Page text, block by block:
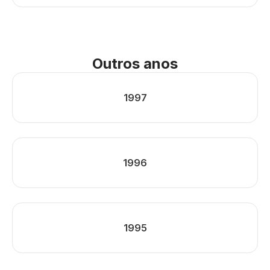
Outros anos
1997
1996
1995